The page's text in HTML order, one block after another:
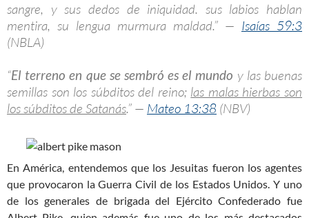
sangre, y sus dedos de iniquidad. sus labios hablan
mentira, su lengua murmura maldad.” — Isaías 59:3
(NBLA)
“El terreno en que se sembró es el mundo y las buenas
semillas son los súbditos del reino; las malas hierbas son
los súbditos de Satanás.” — Mateo 13:38 (NBV)
En América, entendemos que los Jesuitas fueron los agentes
que provocaron la Guerra Civil de los Estados Unidos. Y uno
de los generales de brigada del Ejército Confederado fue